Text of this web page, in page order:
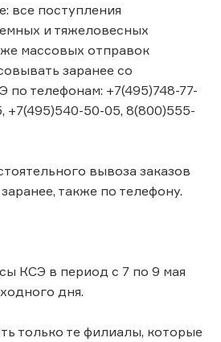
все поступления
и тяжеловесных
массовых отправок
заранее со
по телефонам: +7(495)748-77-
+7(495)540-50-05, 8(800)555-
вывоза заказов
также по телефону.
КСЭ в период с 7 по 9 мая
дня.
только те филиалы, которые